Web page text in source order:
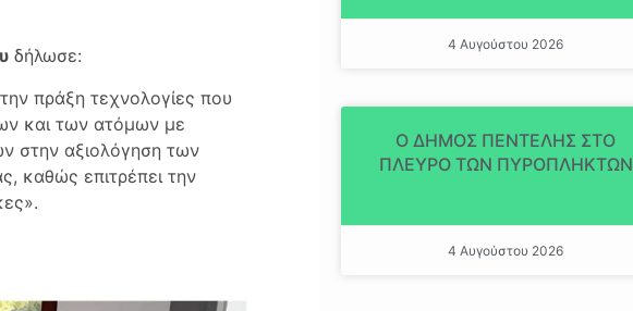
δήλωσε:
πράξη τεχνολογίες που
και των ατόμων με
στην αξιολόγηση των
καθώς επιτρέπει την
4 Αυγούστου 2026
Ο ΔΗΜΟΣ ΠΕΝΤΕΛΗΣ ΣΤΟ
ΠΛΕΥΡΟ ΤΩΝ ΠΥΡΟΠΛΗΚΤΩΝ
4 Αυγούστου 2026